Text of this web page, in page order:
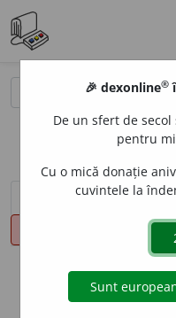
sinteza definițiilor (1)
Aceste
echipa
🎉 dexonline®
De un sfert de
pentru
Cu o mică donație
cuvintele la